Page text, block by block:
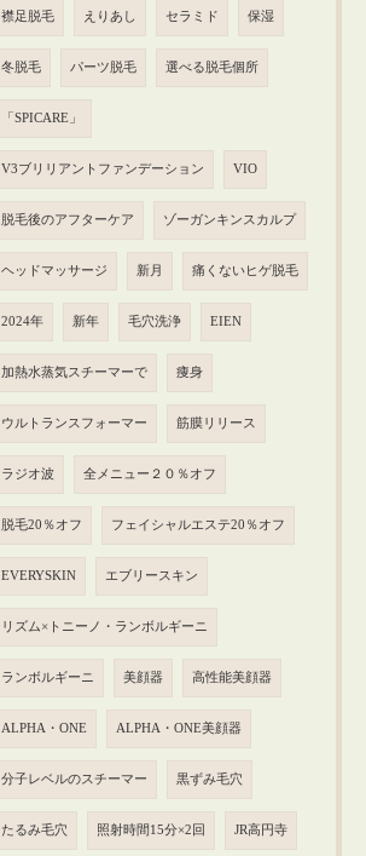
襟足脱毛 えりあし セラミド 保湿
冬脱毛 パーツ脱毛 選べる脱毛個所
「SPICARE」
V3ブリリアントファンデーション VIO
脱毛後のアフターケア ゾーガンキンスカルプ
ヘッドマッサージ 新月 痛くないヒゲ脱毛
2024年 新年 毛穴洗浄 EIEN
加熱水蒸気スチーマーで 痩身
ウルトランスフォーマー 筋膜リリース
ラジオ波 全メニュー２０％オフ
脱毛20％オフ フェイシャルエステ20％オフ
EVERYSKIN エブリースキン
リズム×トニーノ・ランボルギーニ
ランボルギーニ 美顔器 高性能美顔器
ALPHA・ONE ALPHA・ONE美顔器
分子レベルのスチーマー 黒ずみ毛穴
たるみ毛穴 照射時間15分×2回 JR高円寺